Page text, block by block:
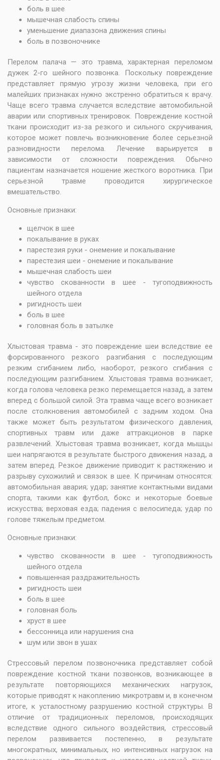
боль в шее
мышечная слабость спины
уменьшение диапазона движения спины
боль в позвоночнике
Перелом палача — это травма, характерная переломом
дужек 2-го шейного позвонка. Поскольку повреждение
представляет прямую угрозу жизни человека, при его
малейших признаках нужно экстренно обратиться к врачу.
Чаще всего травма случается вследствие автомобильной
аварии или спортивных тренировок. Повреждение костной
ткани происходит из-за резкого и сильного скручивания,
которое может повлечь возникновение более серьезной
разновидности перелома. Лечение варьируется в
зависимости от сложности повреждения. Обычно
пациентам назначается ношение жесткого воротника. При
серьезной травме проводится хирургическое
вмешательство.
Основные признаки:
щелчок в шее
покалывание в руках
парестезия руки - онемение и покалывание
парестезия шеи - онемение и покалывание
мышечная слабость шеи
чувство скованности в шее - тугоподвижность
шейного отдела
ригидность шеи
боль в шее
головная боль в затылке
Хлыстовая травма - это повреждение шеи вследствие ее
форсированного резкого разгибания с последующим
резким сгибанием либо, наоборот, резкого сгибания с
последующим разгибанием. Хлыстовая травма возникает,
когда голова человека резко перемещается назад, а затем
вперед с большой силой. Эта травма чаще всего возникает
после столкновения автомобилей с задним ходом. Она
также может быть результатом физического давления,
спортивных травм или даже аттракционов в парке
развлечений. Хлыстовая травма возникает, когда мышцы
шеи напрягаются в результате быстрого движения назад, а
затем вперед. Резкое движение приводит к растяжению и
разрыву сухожилий и связок в шее. К причинам относятся:
автомобильная авария; удар; занятие контактными видами
спорта, такими как футбол, бокс и некоторые боевые
искусства; верховая езда; падения с велосипеда; удар по
голове тяжелым предметом.
Основные признаки:
чувство скованности в шее - тугоподвижность
шейного отдела
повышенная раздражительность
ригидность шеи
боль в шее
головная боль
хруст в шее
бессонница или нарушения сна
шум или звон в ушах
Стрессовый перелом позвоночника представляет собой
повреждение костной ткани позвонков, возникающее в
результате повторяющихся механических нагрузок,
которые приводят к накоплению микротравм и, в конечном
итоге, к усталостному разрушению костной структуры. В
отличие от традиционных переломов, происходящих
вследствие одного сильного воздействия, стрессовый
перелом развивается постепенно, в результате
многократных, минимальных, но интенсивных нагрузок на